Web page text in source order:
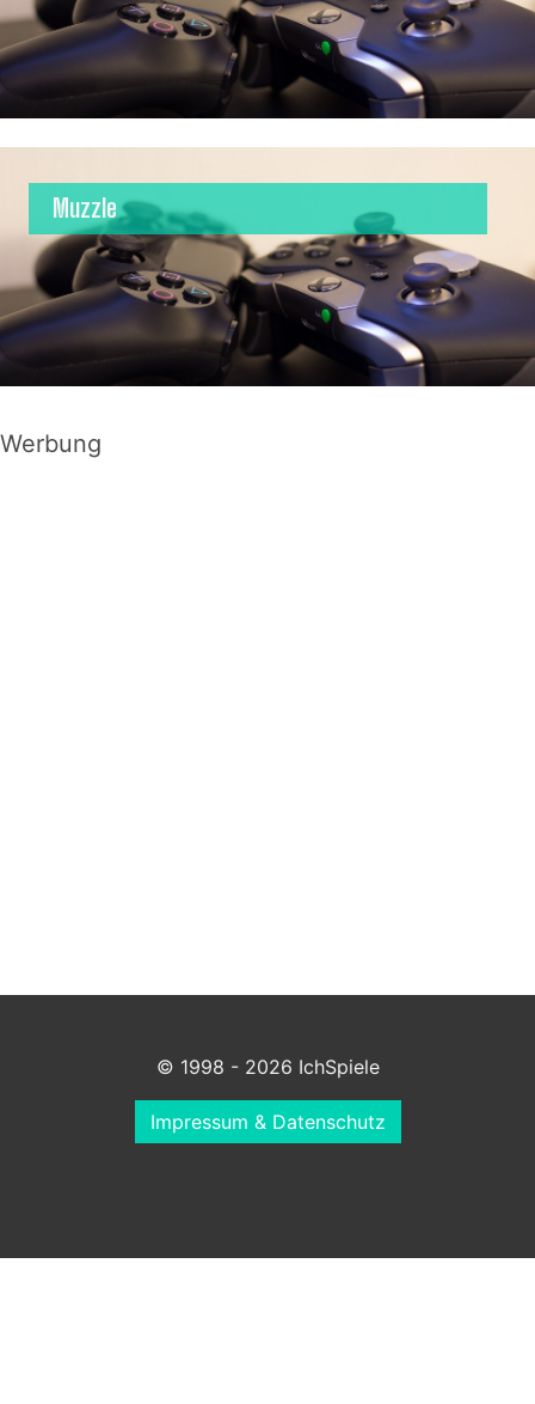
Muzzle
Werbung
© 1998 - 2026 IchSpiele
Impressum & Datenschutz